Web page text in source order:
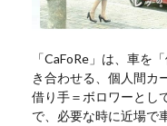
「CaFoRe」は、車を
き合わせる、個人間カ
借り手＝ボロワーとし
で、必要な時に近場で